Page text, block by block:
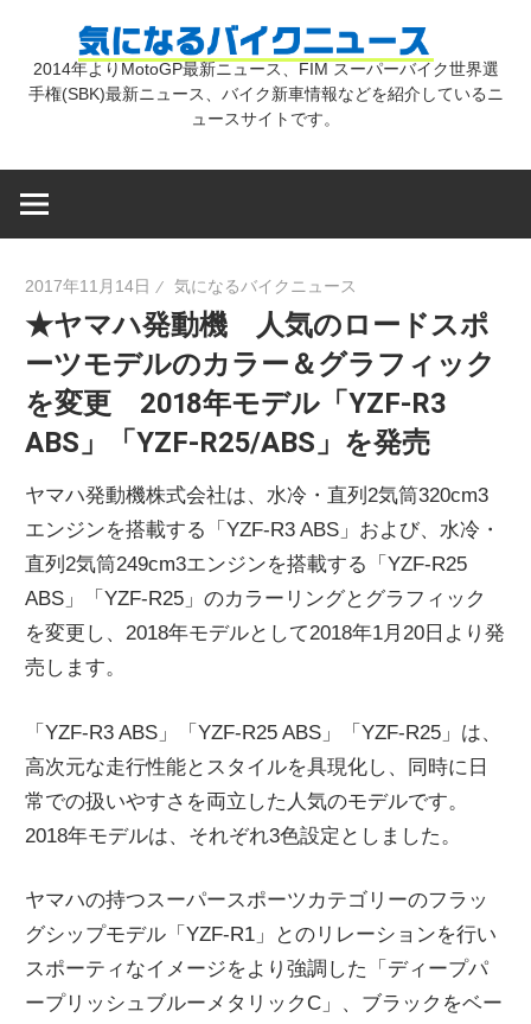
気
バ
ク
ニ
ュ
ー
ス
2014年よりMotoGP最新ニュース、FIM スーパーバイク世界選
手権(SBK)最新ニュース、バイク新車情報などを紹介しているニ
ュースサイトです。
2017年11月14日 気になるバイクニュース
★ヤマハ発動機 人気のロードスポ
ーツモデルのカラー＆グラフィック
を変更 2018年モデル「YZF-R3
ABS」「YZF-R25/ABS」を発売
ヤマハ発動機株式会社は、水冷・直列2気筒320cm3
エンジンを搭載する「YZF-R3 ABS」および、水冷・
直列2気筒249cm3エンジンを搭載する「YZF-R25
ABS」「YZF-R25」のカラーリングとグラフィック
を変更し、2018年モデルとして2018年1月20日より発
売します。
「YZF-R3 ABS」「YZF-R25 ABS」「YZF-R25」は、
高次元な走行性能とスタイルを具現化し、同時に日
常での扱いやすさを両立した人気のモデルです。
2018年モデルは、それぞれ3色設定としました。
ヤマハの持つスーパースポーツカテゴリーのフラッ
グシップモデル「YZF-R1」とのリレーションを行い
スポーティなイメージをより強調した「ディープパ
ープリッシュブルーメタリックC」、ブラックをベー